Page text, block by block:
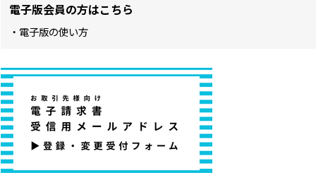
電子版会員の方はこちら
・電子版の使い方